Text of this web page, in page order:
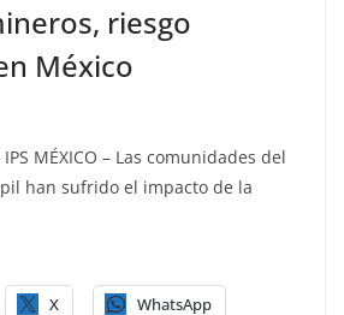
riesgo
México
MÉXICO – Las comunidades del
han sufrido el impacto de la
X WhatsApp